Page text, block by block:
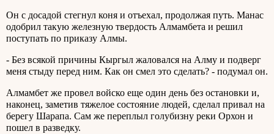
Он с досадой стегнул коня и отъехал, продолжая путь. Манас
одобрил такую железную твердость Алмамбета и решил
поступать по приказу Алмы.
- Без всякой причины Кыргыл жаловался на Алму и подверг
меня стыду перед ним. Как он смел это сделать? - подумал он.
Алмамбет же провел войско еще один день без остановки и,
наконец, заметив тяжелое состояние людей, сделал привал на
берегу Шарапа. Сам же переплыл голубизну реки Орхон и
пошел в разведку.